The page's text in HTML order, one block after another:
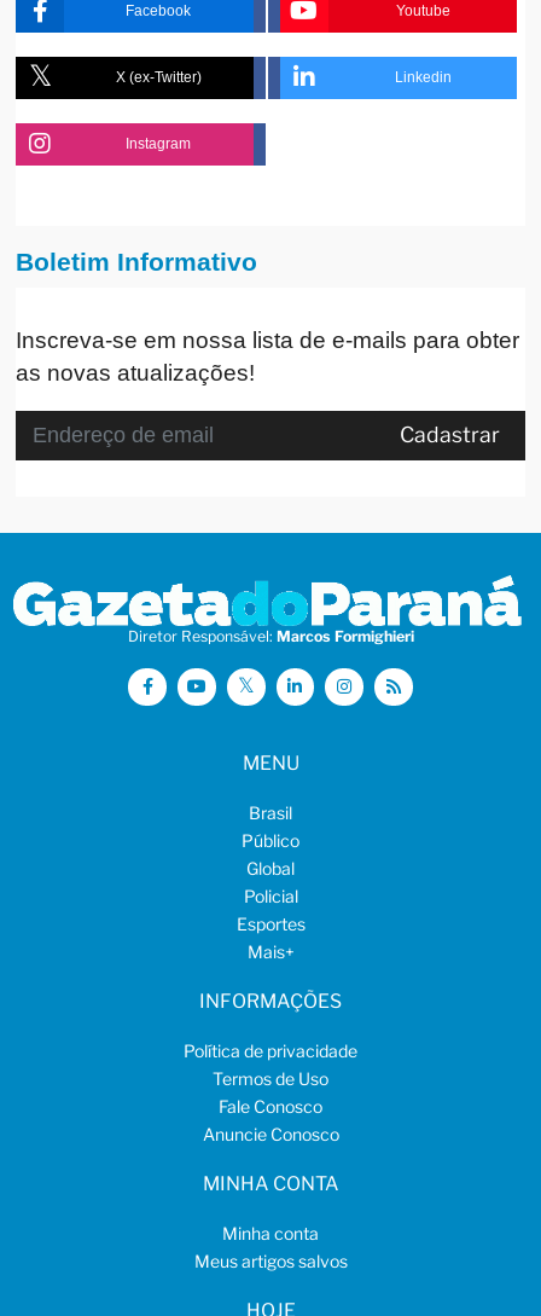
Facebook Youtube
X (ex-Twitter) Linkedin
Instagram
Boletim Informativo
Inscreva-se em nossa lista de e-mails para obter
as novas atualizações!
Cadastrar
Diretor Responsável: Marcos Formighieri
MENU
Brasil
Público
Global
Policial
Esportes
Mais+
INFORMAÇÕES
Política de privacidade
Termos de Uso
Fale Conosco
Anuncie Conosco
MINHA CONTA
Minha conta
Meus artigos salvos
HOJE